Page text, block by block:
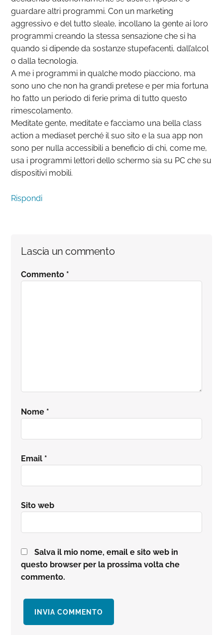
guardare altri programmi. Con un marketing
aggressivo e del tutto sleale, incollano la gente ai loro
programmi creando la stessa sensazione che si ha
quando si dipende da sostanze stupefacenti, dall’alcol
o dalla tecnologia.
A me i programmi in qualche modo piacciono, ma
sono uno che non ha grandi pretese e per mia fortuna
ho fatto un periodo di ferie prima di tutto questo
rimescolamento.
Meditate gente, meditate e facciamo una bella class
action a mediaset perché il suo sito e la sua app non
sono per nulla accessibili a beneficio di chi, come me,
usa i programmi lettori dello schermo sia su PC che su
dispositivi mobili.
Rispondi
Lascia un commento
Commento *
Nome *
Email *
Sito web
Salva il mio nome, email e sito web in
questo browser per la prossima volta che
commento.